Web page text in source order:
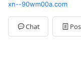
xn--90wm00a.com
Chat